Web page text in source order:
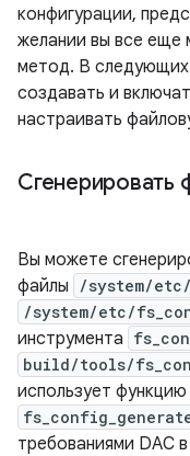
конфигурации,
желании вы все еще
метод. В следующих
создавать и
настраивать
Сгенерировать
Вы можете
файлы
/system/
/system/etc/
инструмента
build/tools/
использует
требованиями DAC